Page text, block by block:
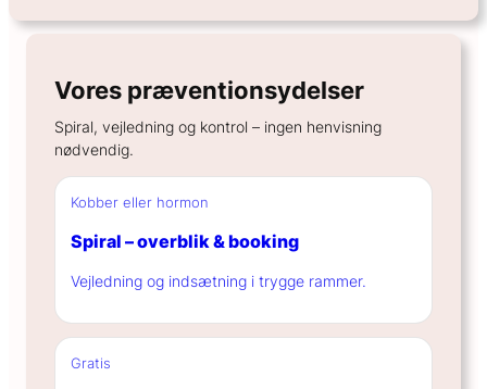
Vores præventionsydelser
Spiral, vejledning og kontrol – ingen henvisning
nødvendig.
Kobber eller hormon
Spiral – overblik & booking
Vejledning og indsætning i trygge rammer.
Gratis